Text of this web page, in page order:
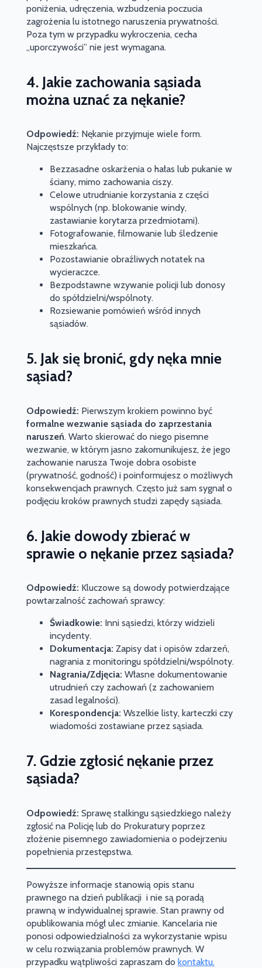
poniżenia, udręczenia, wzbudzenia poczucia
zagrożenia lu istotnego naruszenia prywatności.
Poza tym w przypadku wykroczenia, cecha
„uporczywości” nie jest wymagana.
4. Jakie zachowania sąsiada
można uznać za nękanie?
Odpowiedź: Nękanie przyjmuje wiele form.
Najczęstsze przykłady to:
Bezzasadne oskarżenia o hałas lub pukanie w
ściany, mimo zachowania ciszy.
Celowe utrudnianie korzystania z części
wspólnych (np. blokowanie windy,
zastawianie korytarza przedmiotami).
Fotografowanie, filmowanie lub śledzenie
mieszkańca.
Pozostawianie obraźliwych notatek na
wycieraczce.
Bezpodstawne wzywanie policji lub donosy
do spółdzielni/wspólnoty.
Rozsiewanie pomówień wśród innych
sąsiadów.
5. Jak się bronić, gdy nęka mnie
sąsiad?
Odpowiedź: Pierwszym krokiem powinno być
formalne wezwanie sąsiada do zaprzestania
naruszeń. Warto skierować do niego pisemne
wezwanie, w którym jasno zakomunikujesz, że jego
zachowanie narusza Twoje dobra osobiste
(prywatność, godność) i poinformujesz o możliwych
konsekwencjach prawnych. Często już sam sygnał o
podjęciu kroków prawnych studzi zapędy sąsiada.
6. Jakie dowody zbierać w
sprawie o nękanie przez sąsiada?
Odpowiedź: Kluczowe są dowody potwierdzające
powtarzalność zachowań sprawcy:
Świadkowie: Inni sąsiedzi, którzy widzieli
incydenty.
Dokumentacja: Zapisy dat i opisów zdarzeń,
nagrania z monitoringu spółdzielni/wspólnoty.
Nagrania/Zdjęcia: Własne dokumentowanie
utrudnień czy zachowań (z zachowaniem
zasad legalności).
Korespondencja: Wszelkie listy, karteczki czy
wiadomości zostawiane przez sąsiada.
7. Gdzie zgłosić nękanie przez
sąsiada?
Odpowiedź: Sprawę stalkingu sąsiedzkiego należy
zgłosić na Policję lub do Prokuratury poprzez
złożenie pisemnego zawiadomienia o podejrzeniu
popełnienia przestępstwa.
Powyższe informacje stanowią opis stanu
prawnego na dzień publikacji i nie są poradą
prawną w indywidualnej sprawie. Stan prawny od
opublikowania mógł ulec zmianie. Kancelaria nie
ponosi odpowiedzialności za wykorzystanie wpisu
w celu rozwiązania problemów prawnych. W
przypadku wątpliwości zapraszam do kontaktu.